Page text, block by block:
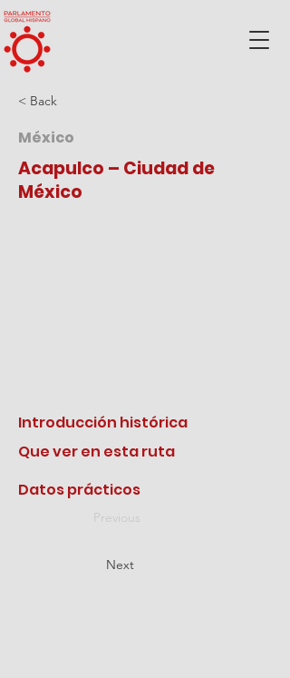
< Back
México
Acapulco – Ciudad de
México
Introducción histórica
Que ver en esta ruta
Datos prácticos
Previous
Next